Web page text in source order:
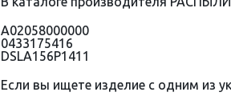
А02058000000
0433175416
DSLA156P1411
Если вы ищете изделие с одним из